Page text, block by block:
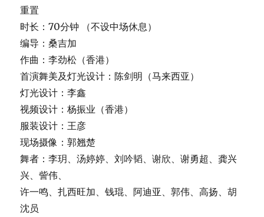
重置
时长：70分钟 （不设中场休息）
编导：桑吉加
作曲：李劲松（香港）
首演舞美及灯光设计：陈剑明（马来西亚）
灯光设计：李鑫
视频设计：杨振业（香港）
服装设计：王彦
现场摄像：郭翘楚
舞者：李玥、汤婷婷、刘吟韬、谢欣、谢勇超、龚兴
兴、訾伟、
许一鸣、扎西旺加、钱琨、阿迪亚、郭伟、高扬、胡
沈员